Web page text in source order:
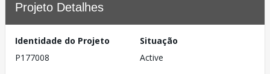
Projeto Detalhes
Identidade do Projeto
P177008
Situação
Active